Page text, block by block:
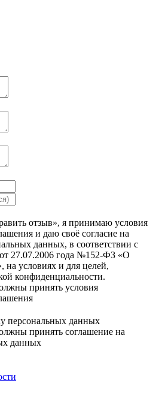
отзыв», я принимаю условия
и даю своё согласие на
данных, в соответствии с
27.07.2006 года №152-ФЗ «О
на условиях и для целей,
конфиденциальности.
принять условия
персональных данных
принять соглашение на
данных